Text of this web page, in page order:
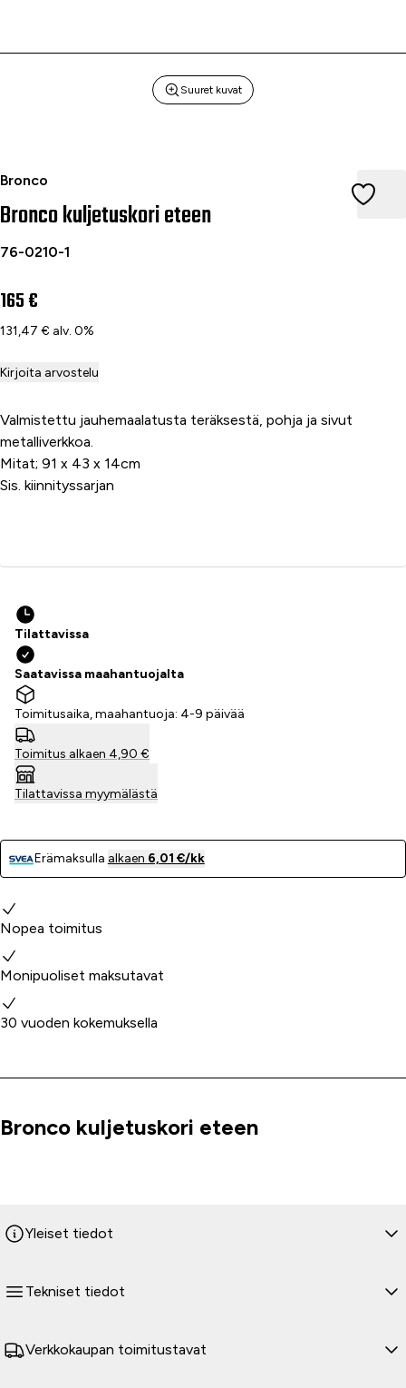
Suuret kuvat
Bronco
Bronco kuljetuskori eteen
Bronco kuljetuskori eteen
76-0210-1
165 €
131,47 € alv. 0%
Kirjoita arvostelu
Valmistettu jauhemaalatusta teräksestä, pohja ja sivut
metalliverkkoa.
Mitat; 91 x 43 x 14cm
Sis. kiinnityssarjan
Tilattavissa
Saatavissa maahantuojalta
Toimitusaika, maahantuoja: 4-9 päivää
Toimitus alkaen 4,90 €
Tilattavissa myymälästä
Erämaksulla alkaen 6,01 €/kk
Miksi valita meidät?
Nopea toimitus
Monipuoliset maksutavat
30 vuoden kokemuksella
Tuoteinfo
Bronco kuljetuskori eteen
Yleiset tiedot
Tekniset tiedot
Verkkokaupan toimitustavat